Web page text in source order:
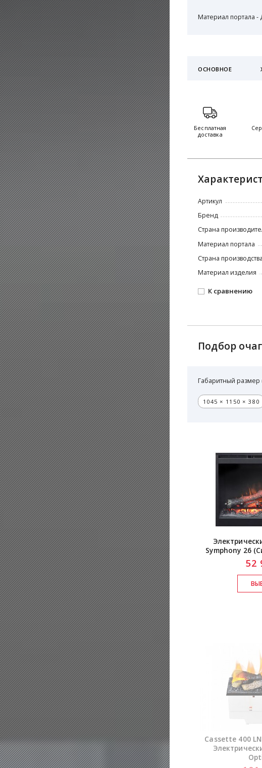
Материал портала -
ОСНОВНОЕ
Бесплатная
доставка
Артикул
Бренд
Страна
Материал портала
Страна производства
Материал изделия
К сравнению
Подбор
Габаритный
1045 × 1150 × 380
Symphony 26
52
Cassette 400